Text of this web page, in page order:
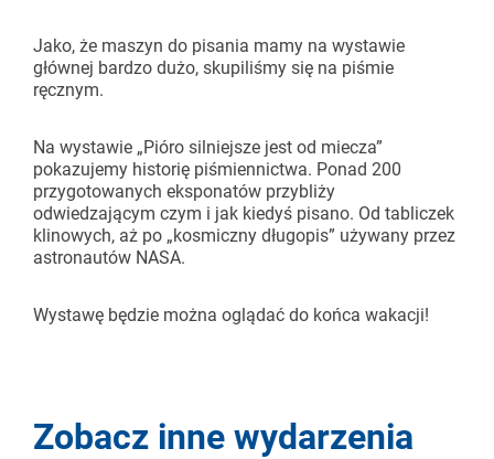
Jako, że maszyn do pisania mamy na wystawie
głównej bardzo dużo, skupiliśmy się na piśmie
ręcznym.
Na wystawie „Pióro silniejsze jest od miecza”
pokazujemy historię piśmiennictwa. Ponad 200
przygotowanych eksponatów przybliży
odwiedzającym czym i jak kiedyś pisano. Od tabliczek
klinowych, aż po „kosmiczny długopis” używany przez
astronautów NASA.
Wystawę będzie można oglądać do końca wakacji!
Zobacz inne wydarzenia